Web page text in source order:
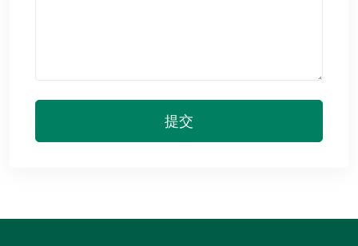
提交